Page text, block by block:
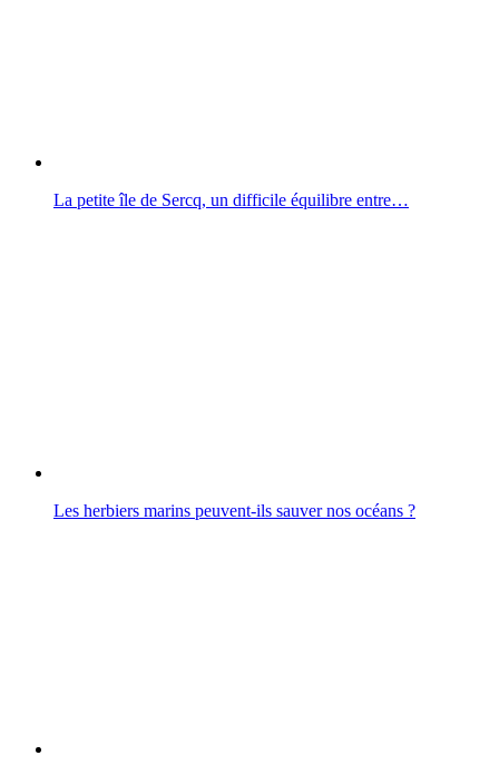
La petite île de Sercq, un difficile équilibre entre…
Les herbiers marins peuvent-ils sauver nos océans ?